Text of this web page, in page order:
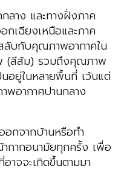
ลาง และทางฝั่งภาค
เฉียงเหนือและภาค
บกับคุณภาพอากาศใน
(สีส้ม) รวมถึงคุณภาพ
อยู่ในหลายพื้นที่ เว้นแต่
พอากาศปานกลาง
อกจากบ้านหรือทำ
กากอนามัยทุกครั้ง เพื่อ
าจจะเกิดขึ้นตามมา